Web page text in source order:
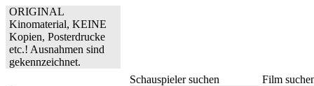
ORIGINAL
Kinomaterial, KEINE
Kopien, Posterdrucke
etc.! Ausnahmen sind
gekennzeichnet.
Schauspieler suchen Film